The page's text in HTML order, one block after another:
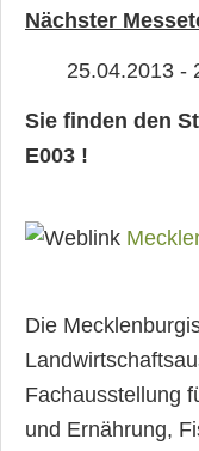
Nächster
25.04.2013 -
Sie finden den
E003 !
Die
Fachausstellung
und Ernährung,